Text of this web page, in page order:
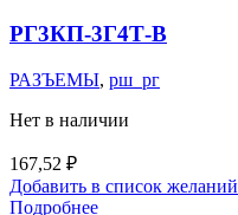
РГ3КП-3Г4Т-В
РАЗЪЕМЫ, рш_рг
Нет в наличии
167,52 ₽
Добавить в список желаний
Подробнее